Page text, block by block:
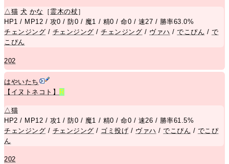
△猫 犬 かな ［ 霊木の杖］
HP1 / MP12 / 攻0 / 防0 / 魔1 / 精0 / 命0 / 速27 / 勝率63.0%
チェンジング / チェンジング /チェンジング / ヴァハ /でこぴん / で
こぴん
202
はやいたち
【イヌトネコト】
R
△猫
HP2 / MP12 / 攻1 / 防0 / 魔1 / 精0 / 命0 / 速26 / 勝率61.5%
チェンジング / チェンジング / ゴミ投げ / ヴァハ /でこぴん / でこぴ
ん
202